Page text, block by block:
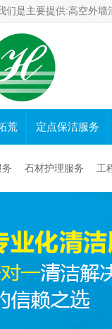
们是主要提供:高空外
荒 定点保洁服务
石材护理服务 工